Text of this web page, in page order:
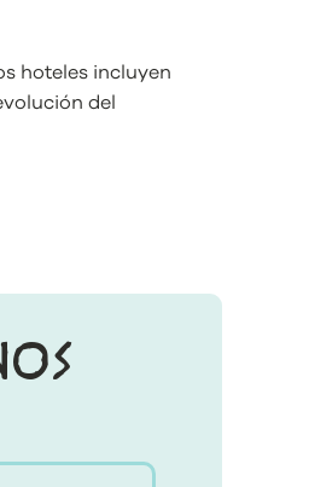
hoteles incluyen
del